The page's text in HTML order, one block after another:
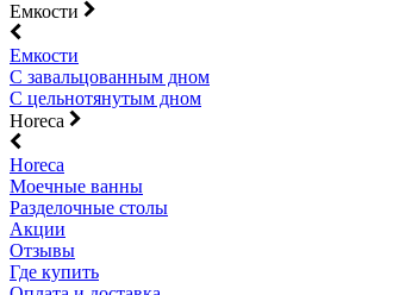
Емкости
Емкости
С завальцованным дном
С цельнотянутым дном
Horeca
Horeca
Моечные ванны
Разделочные столы
Акции
Отзывы
Где купить